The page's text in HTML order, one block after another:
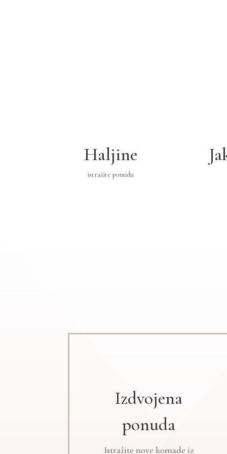
Haljine
istražite ponudu
Izdvojena
ponuda
Istražite nove komade iz